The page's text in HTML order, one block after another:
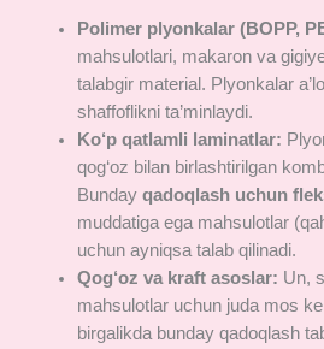
Polimer plyonkalar (BOPP,
mahsulotlari, makaron va
talabgir material. Plyonkalar
shaffoflikni ta’minlaydi.
Ko‘p qatlamli laminatlar:
qog‘oz bilan birlashtirilgan
Bunday qadoqlash uchun
muddatiga ega mahsulotlar
uchun ayniqsa talab qilinadi.
Qog‘oz va kraft asoslar: Un,
mahsulotlar uchun juda mos
birgalikda bunday qadoqlash